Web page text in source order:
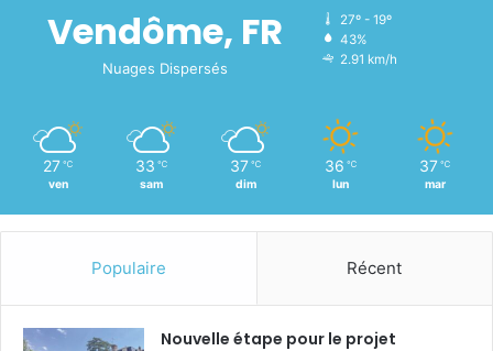
Vendôme, FR
Nuages Dispersés
27º - 19º
43%
2.91 km/h
27 ℃
ven
33 ℃
sam
37 ℃
dim
36 ℃
lun
37 ℃
mar
Populaire Récent
Nouvelle étape pour le projet